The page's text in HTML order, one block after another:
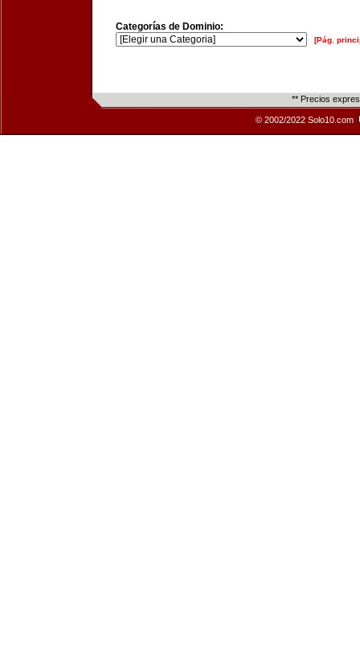
Categorías de Dominio:
[Pág.
** Precios
© 2002/2022 Solo10.com